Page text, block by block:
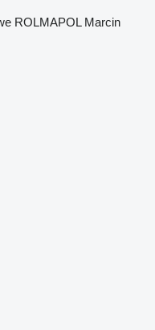
ROLMAPOL Marcin